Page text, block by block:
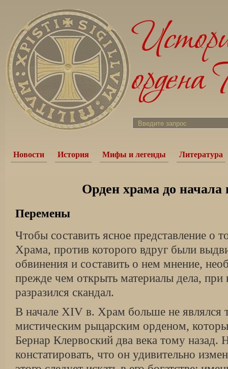
Новости История Мифы и легенды Литература
Орден храма до начала
Перемены
Чтобы составить ясное представление о
Храма, против которого вдруг были
обвинения и составить о нем мнение,
прежде чем открыть материалы дела, при
разразился скандал.
В начале XIV в. Храм больше не являлся
мистическим рыцарским орденом,
Бернар Клервоский два века тому назад.
констатировать, что он удивительно